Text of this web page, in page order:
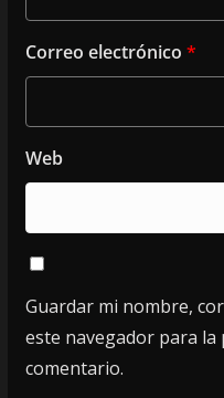
Correo electrónico *
Web
Guardar mi nombre,
este navegador para la
comentario.